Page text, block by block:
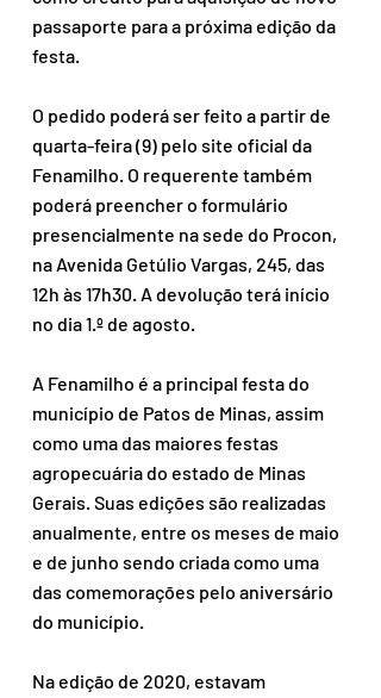
passaporte para a próxima edição da
festa.
O pedido poderá ser feito a partir de
quarta-feira (9) pelo site oficial da
Fenamilho. O requerente também
poderá preencher o formulário
presencialmente na sede do Procon,
na Avenida Getúlio Vargas, 245, das
12h às 17h30. A devolução terá início
no dia 1.º de agosto.
A Fenamilho é a principal festa do
município de Patos de Minas, assim
como uma das maiores festas
agropecuária do estado de Minas
Gerais. Suas edições são realizadas
anualmente, entre os meses de maio
e de junho sendo criada como uma
das comemorações pelo aniversário
do município.
Na edição de 2020, estavam